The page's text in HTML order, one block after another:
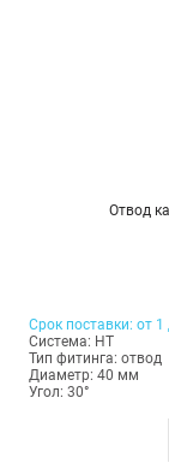
Отвод
Срок поставки: от 1
Система: HT
Тип фитинга: отвод
Диаметр: 40 мм
Угол: 30°